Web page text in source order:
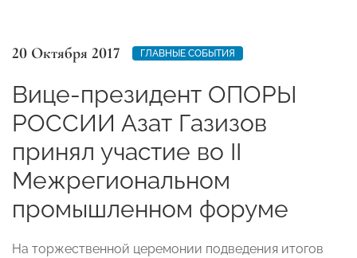
20 Октября 2017 ГЛАВНЫЕ СОБЫТИЯ
Вице-президент ОПОРЫ
РОССИИ Азат Газизов
принял участие во II
Межрегиональном
промышленном форуме
На торжественной церемонии подведения итогов